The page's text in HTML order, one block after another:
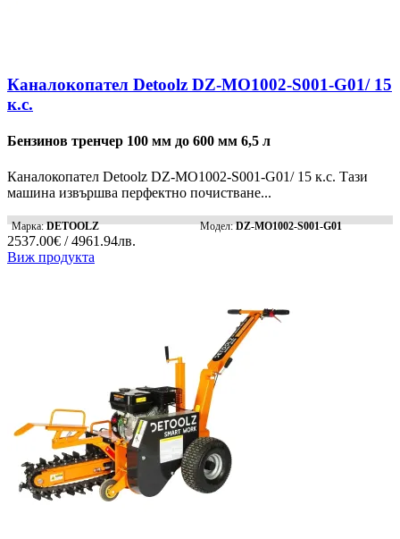
Каналокопател Detoolz DZ-MO1002-S001-G01/ 15
к.с.
Бензинов тренчер 100 мм до 600 мм 6,5 л
Каналокопател Detoolz DZ-MO1002-S001-G01/ 15 к.с. Тази
машина извършва перфектно почистване...
Марка:DETOOLZ Модел:DZ-MO1002-S001-G01
2537.00€ / 4961.94лв.
Виж продукта